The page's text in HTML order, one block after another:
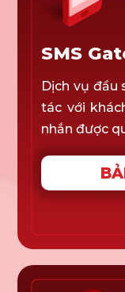
SMS
Dịch vụ đầu
tác với
nhắn được